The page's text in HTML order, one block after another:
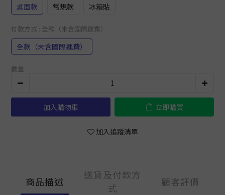
桌面款 常規款 冰箱貼
付款方式 : 全款（未含國際運費）
全款（未含國際運費）
數量
加入購物車 立即購買
加入追蹤清單
商品描述
送貨及付款方
式
顧客評價